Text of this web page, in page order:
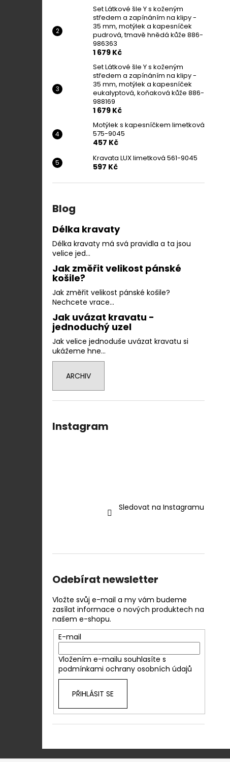
Set Látkové šle Y s koženým
středem a zapínáním na klipy -
35 mm, motýlek a kapesníček
pudrová, tmavě hnědá kůže 886-
986363
1 679 Kč
Set Látkové šle Y s koženým
středem a zapínáním na klipy -
35 mm, motýlek a kapesníček
eukalyptová, koňaková kůže 886-
988169
1 679 Kč
Motýlek s kapesníčkem limetková
575-9045
457 Kč
Kravata LUX limetková 561-9045
597 Kč
Blog
Délka kravaty
Délka kravaty má svá pravidla a ta jsou
velice jed...
Jak změřit velikost pánské
košile?
Jak změřit velikost pánské košile?
Nechcete vrace...
Jak uvázat kravatu -
jednoduchý uzel
Jak velice jednoduše uvázat kravatu si
ukážeme hne...
ARCHIV
Instagram
Sledovat na Instagramu
Odebírat newsletter
Vložte svůj e-mail a my vám budeme
zasílat informace o nových produktech na
našem e-shopu.
E-mail
Vložením e-mailu souhlasíte s
podmínkami ochrany osobních údajů
PŘIHLÁSIT SE